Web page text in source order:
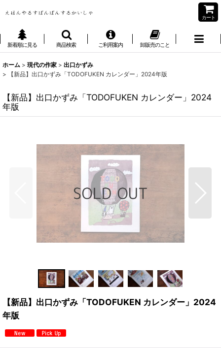
カート
新着順に見る 商品検索 ご利用案内 卸販売のこと
ホーム > 現代の作家 > 出口かずみ
>
【新品】出口かずみ「TODOFUKEN カレンダー」2024年版
【新品】出口かずみ「TODOFUKEN カレンダー」2024
年版
【新品】出口かずみ「TODOFUKEN カレンダー」2024
年版